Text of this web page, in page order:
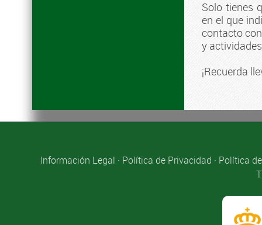
Solo tienes
en el que
contacto
y
¡Recuerda
Información Legal · Política de Privacidad · Política